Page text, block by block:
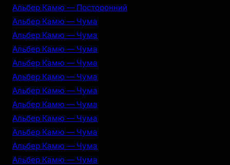
Альбер Камю — Посторонний
Альбер Камю — Чума
Альбер Камю — Чума
Альбер Камю — Чума
Альбер Камю — Чума
Альбер Камю — Чума
Альбер Камю — Чума
Альбер Камю — Чума
Альбер Камю — Чума
Альбер Камю — Чума
Альбер Камю — Чума
Альбер Камю — Чума